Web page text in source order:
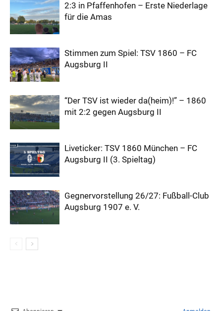
2:3 in Pfaffenhofen – Erste Niederlage
für die Amas
Stimmen zum Spiel: TSV 1860 – FC
Augsburg II
“Der TSV ist wieder da(heim)!” – 1860
mit 2:2 gegen Augsburg II
Liveticker: TSV 1860 München – FC
Augsburg II (3. Spieltag)
Gegnervorstellung 26/27: Fußball-Club
Augsburg 1907 e. V.